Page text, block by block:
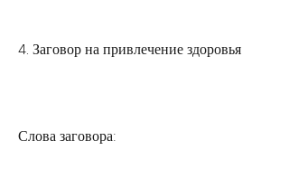
4. Заговор на привлечение здоровья
Слова заговора: